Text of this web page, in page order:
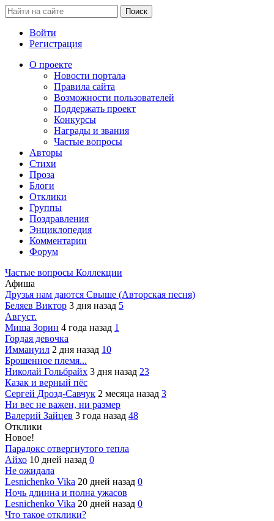
Войти
Регистрация
О проекте
Новости портала
Правила сайта
Возможности пользователей
Поддержать проект
Конкурсы
Награды и звания
Частые вопросы
Авторы
Стихи
Проза
Блоги
Отклики
Группы
Поздравления
Энциклопедия
Комментарии
Форум
Частые вопросы Коллекции
Афиша
Друзья нам даются Свыше (Авторская песня)
Беляев Виктор 3 дня назад 5
Август.
Миша Зорин 4 года назад 1
Гордая девочка
Иммануил 2 дня назад 10
Брошенное племя...
Николай Гольбрайх 3 дня назад 23
Казак и верный пёс
Сергей Дрозд-Савчук 2 месяца назад 3
Ни вес не важен, ни размер
Валерий Зайцев 3 года назад 48
Отклики
Новое!
Парадокс отвергнутого тепла
Айхо 10 дней назад 0
Не ожидала
Lesnichenko Vika 20 дней назад 0
Ночь длинна и полна ужасов
Lesnichenko Vika 20 дней назад 0
Что такое отклики?